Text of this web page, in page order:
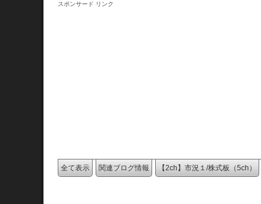
スポンサード リンク
全て表示 関連ブログ情報 【2ch】市況１/株式板（5ch）